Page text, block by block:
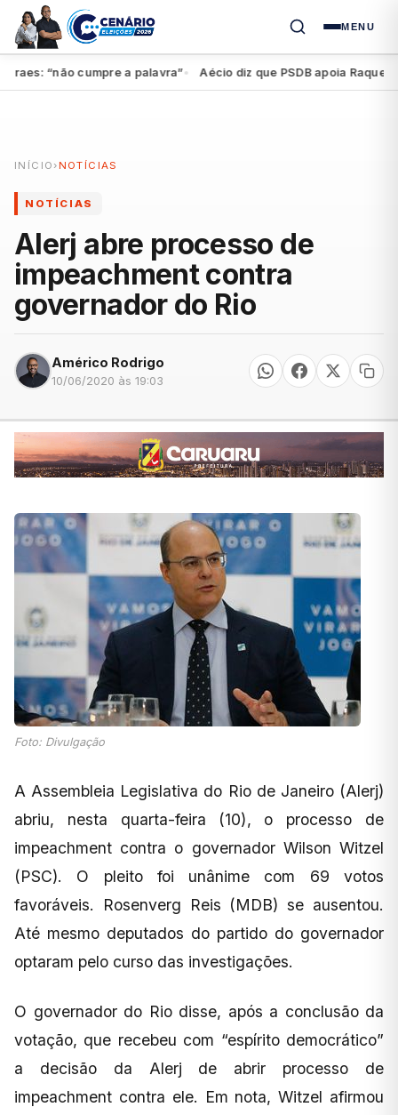
MENU
“não cumpre a palavra”● Aécio diz que PSDB apoia Raquel,
INÍCIO › NOTÍCIAS
NOTÍCIAS
Alerj abre processo de
impeachment contra
governador do Rio
Américo Rodrigo
10/06/2020 às 19:03
Foto: Divulgação
A Assembleia Legislativa do Rio de Janeiro (Alerj)
abriu, nesta quarta-feira (10), o processo de
impeachment contra o governador Wilson Witzel
(PSC). O pleito foi unânime com 69 votos
favoráveis. Rosenverg Reis (MDB) se ausentou.
Até mesmo deputados do partido do governador
optaram pelo curso das investigações.
O governador do Rio disse, após a conclusão da
votação, que recebeu com “espírito democrático”
a decisão da Alerj de abrir processo de
impeachment contra ele. Em nota, Witzel afirmou